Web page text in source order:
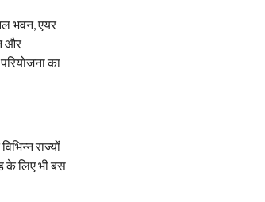
भवन, एयर
और
का
राज्यों
के लिए भी बस